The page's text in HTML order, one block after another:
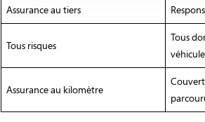
Assurance au tiers
Tous risques
Tous
véhicule
Assurance au kilomètre